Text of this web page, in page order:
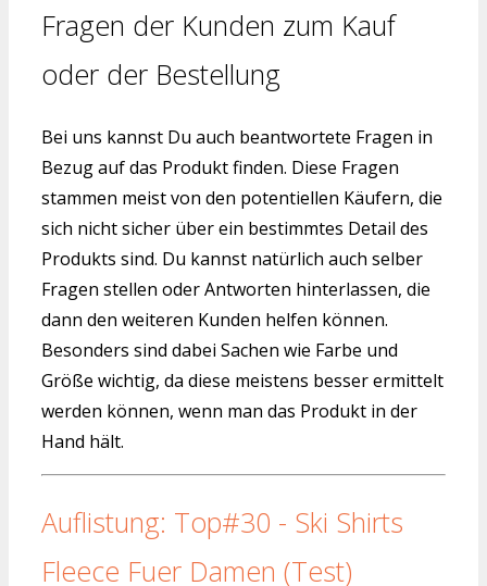
Fragen der Kunden zum Kauf
oder der Bestellung
Bei uns kannst Du auch beantwortete Fragen in
Bezug auf das Produkt finden. Diese Fragen
stammen meist von den potentiellen Käufern, die
sich nicht sicher über ein bestimmtes Detail des
Produkts sind. Du kannst natürlich auch selber
Fragen stellen oder Antworten hinterlassen, die
dann den weiteren Kunden helfen können.
Besonders sind dabei Sachen wie Farbe und
Größe wichtig, da diese meistens besser ermittelt
werden können, wenn man das Produkt in der
Hand hält.
Auflistung: Top#30 - Ski Shirts
Fleece Fuer Damen (Test)